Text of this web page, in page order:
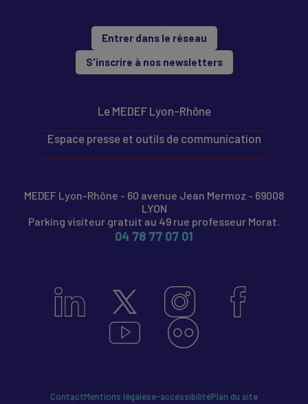
Entrer dans le réseau
S'inscrire à nos newsletters
Le MEDEF Lyon-Rhône
Espace presse et outils de communication
MEDEF Lyon-Rhône - 60 avenue Jean Mermoz - 69008
LYON
Parking visiteur gratuit au 49 rue professeur Morat.
04 78 77 07 01
ContactMentions légalese-accessibilitéPlan du site